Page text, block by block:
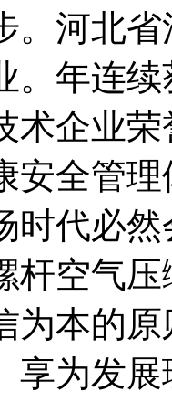
。河北
。年连
术企业
安全管
时代必
杆空气
为本的
享为发